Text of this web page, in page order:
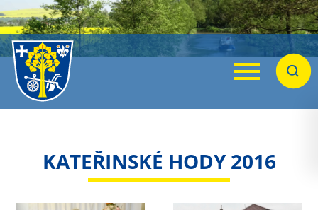
Menu
KATEŘINSKÉ HODY 2016